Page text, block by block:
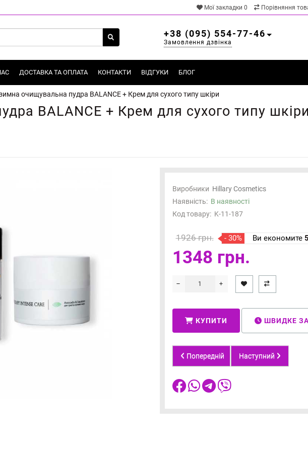
Мої закладки 0 Порівняння
+38 (095) 554-77-46
Замовлення дзвінка
ДОСТАВКА ТА ОПЛАТА КОНТАКТИ ВІДГУКИ БЛОГ
очищувальна пудра BALANCE + Крем для сухого типу шкіри
BALANCE + Крем для сухого типу шкіри
Виробники Hillary Cosmetics
Наявність: В наявності
Код товару: K-11-187
1926 грн. - 30% Ви економите
1348 грн.
КУПИТИ ШВИДКЕ
Попередній Наступний